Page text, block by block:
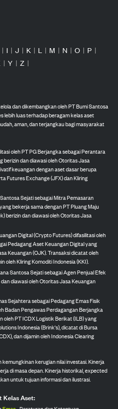
| I | J | K | L | M | N | O | P |
| Y | Z |
dan dikembangkan oleh PT Bumi Santosa
lebih luas terhadap beragam kelas aset
aman, dan terjangkau bagi masyarakat
oleh PT PG Berjangka sebagai Perantara
berizin dan diawasi oleh Otoritas Jasa
keuangan dengan aset dasar berupa
Futures Exchange (JFX) dan Kliring
Sejati sebagai Mitra Pemasaran
bekerja sama dengan PT Pluang Maju
berizin dan diawasi oleh Otoritas Jasa
Digital (Crypto Futures) difasilitasi oleh
Pedagang Aset Keuangan Digital yang
Keuangan (OJK). Transaksi dicatat oleh
oleh Kliring Komoditi Indonesia (KKI).
Santosa Sejati sebagai Agen Penjual Efek
diawasi oleh Otoritas Jasa Keuangan
Sejahtera sebagai Pedagang Emas Fisik
Badan Pengawas Perdagangan Berjangka
oleh PT ICDX Logistik Berikat (ILB) yang
Indonesia (Brink's), dicatat di Bursa
dan dijamin oleh Indonesia Clearing
kerugian nilai investasi. Kinerja
di masa depan. Kinerja historikal, expected
untuk tujuan informasi dan ilustrasi.
Kelas Aset: